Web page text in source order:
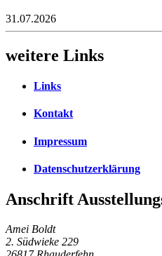
31.07.2026
weitere Links
Links
Kontakt
Impressum
Datenschutzerklärung
Anschrift
Amei Boldt
2. Südwieke 229